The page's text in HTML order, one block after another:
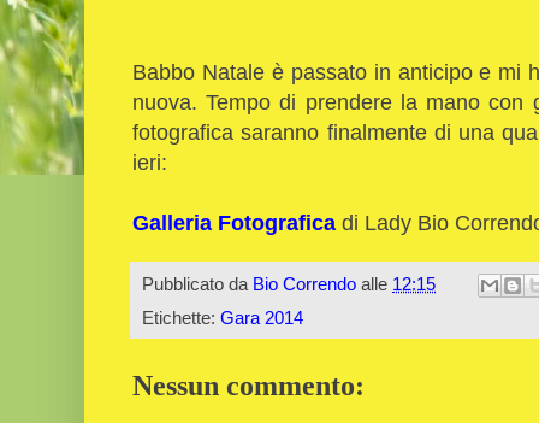
Babbo Natale è passato in anticipo e mi
nuova. Tempo di prendere la mano
fotografica saranno finalmente di una
ieri:
Galleria Fotografica di Lady Bio
Pubblicato da Bio Correndo alle 12:15
Etichette: Gara 2014
Nessun commento: